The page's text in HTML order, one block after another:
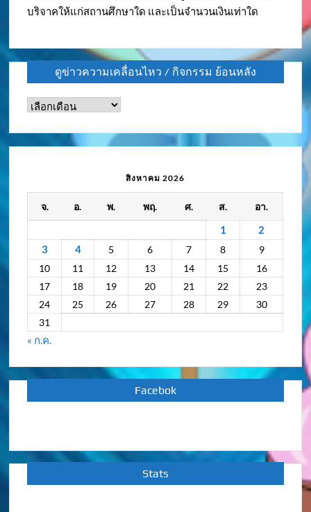
บริจาคให้แก่สถานศึกษาใด และเป็นจำนวนเงินเท่าใด
ดูข่าวความเคลื่อนไหว / กิจกรรม ย้อนหลัง
ดู
กิจกรรม
ย้อน
สิงหาคม 2026
จ. อ. พ. พฤ. ศ. ส. อา.
1
2
3
4 5 6 7 8
9
10
11 12 13 14 15
16
17
18 19 20 21 22
23
24
25 26 27 28 29
30
31
« ก.ค.
Facebok
Stats